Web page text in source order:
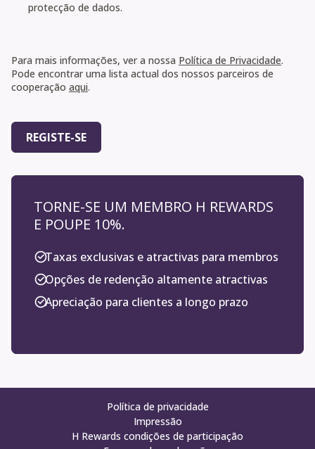
protecção de dados.
Para mais informações, ver a nossa Política de Privacidade.
Pode encontrar uma lista actual dos nossos parceiros de
cooperação aqui.
REGISTE-SE
TORNE-SE UM MEMBRO H REWARDS
E POUPE 10%.
Taxas exclusivas e atractivas para membros
Opções de redenção altamente atractivas
Apreciação para clientes a longo prazo
Política de privacidade
Impressão
H Rewards condições de participação